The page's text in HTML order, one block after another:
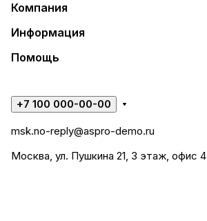
Компания
Информация
Помощь
+7 100 000-00-00
msk.no-reply@aspro-demo.ru
Москва, ул. Пушкина 21, 3 этаж, офис 4